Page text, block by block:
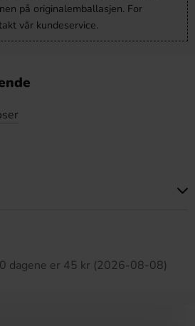
på originalemballasjen. For
vår kundeservice.
dagene er 45 kr (2026-08-08)